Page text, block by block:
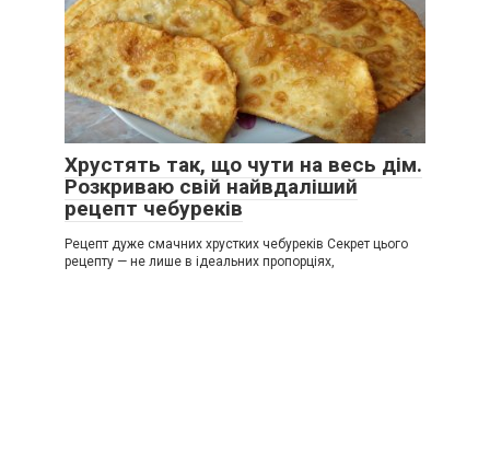
Хрустять так, що чути на весь дім.
Розкриваю свій найвдаліший
рецепт чебуреків
Рецепт дуже смачних хрустких чебуреків Секрет цього
рецепту — не лише в ідеальних пропорціях,